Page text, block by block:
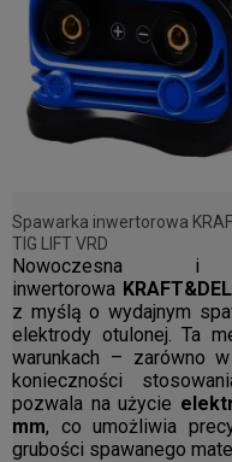
Spawarka inwertorowa
TIG LIFT VRD
Nowoczesna i
inwertorowa
z myślą o wydajnym
elektrody otulonej. Ta
warunkach – zarówno
konieczności
pozwala na użycie
mm, co umożliwia
grubości spawanego